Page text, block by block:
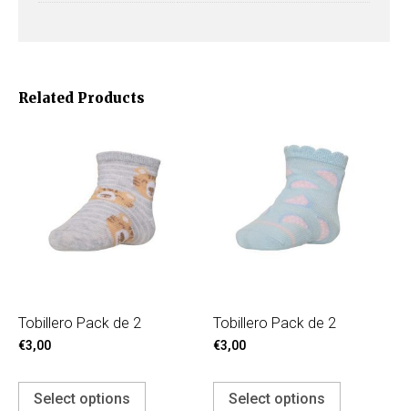
Related Products
Tobillero Pack de 2
€3,00
Select options
Tobillero Pack de 2
€3,00
Select options